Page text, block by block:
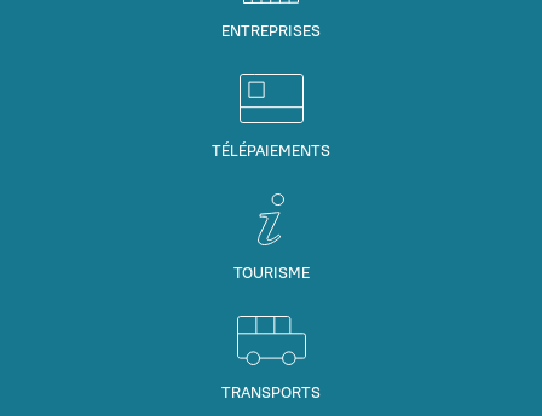
ENTREPRISES
TÉLÉPAIEMENTS
TOURISME
TRANSPORTS